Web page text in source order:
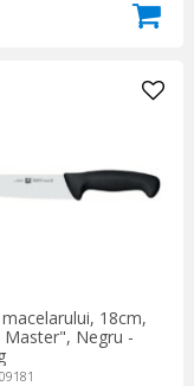
18cm,
Master", Negru -